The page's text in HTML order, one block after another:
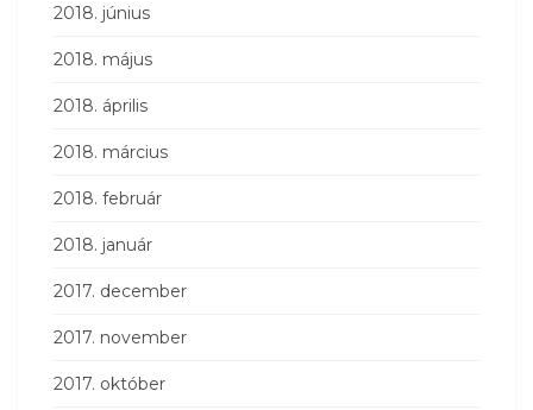
2018. június
2018. május
2018. április
2018. március
2018. február
2018. január
2017. december
2017. november
2017. október